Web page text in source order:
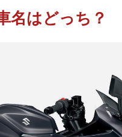
名はどっち？